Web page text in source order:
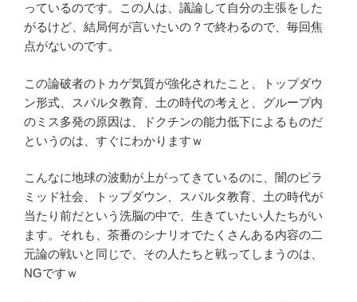
っているのです。この人は、議論して自分の主張をした
がるけど、結局何が言いたいの？で終わるので、毎回焦
点がないのです。
この論破者のトカゲ気質が強化されたこと、トップダウ
ン形式、スパルタ教育、土の時代の考えと、グループ内
のミス多発の原因は、ドクチンの能力低下によるものだ
というのは、すぐにわかりますｗ
こんなに地球の波動が上がってきているのに、闇のピラ
ミッド社会、トップダウン、スパルタ教育、土の時代が
当たり前だという洗脳の中で、生きていたい人たちがい
ます。それも、茶番のシナリオでたくさんある内容の二
元論の戦いと同じで、その人たちと戦ってしまうのは、
NGですｗ